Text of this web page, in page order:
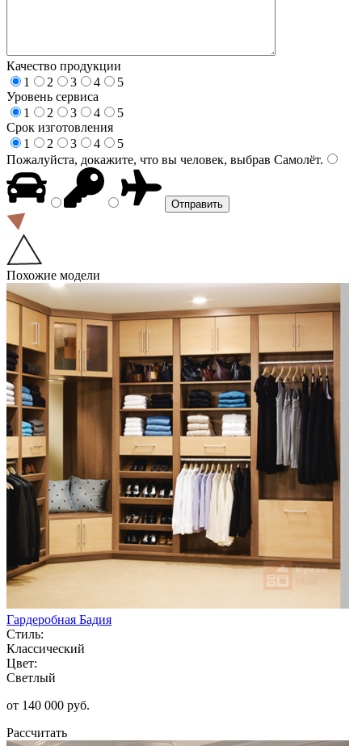
Качество продукции
1
2 3 4
5
Уровень сервиса
1
2 3 4
5
Срок изготовления
1
2 3 4
5
Пожалуйста, докажите, что вы человек, выбрав Самолёт.
Похожие модели
Гардеробная Бадия
Стиль:
Классический
Цвет:
Светлый
от 140 000 руб.
Рассчитать